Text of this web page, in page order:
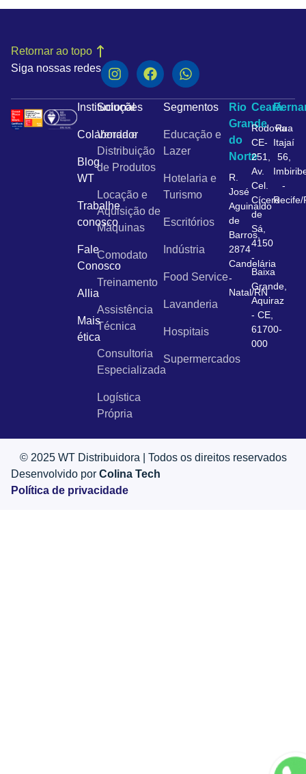
Siga nossas redes
Retornar ao topo
Institucional
Colaborador
Blog
WT
Trabalhe
conosco
Fale
Conosco
Allia
Mais
ética
Soluções
Venda e
Distribuição
de Produtos
Locação e
Aquisição de
Máquinas
Comodato
Treinamento
Assistência
Técnica
Consultoria
Especializada
Logística
Própria
Segmentos
Educação e
Lazer
Hotelaria e
Turismo
Escritórios
Indústria
Food Service
Lavanderia
Hospitais
Supermercados
Rio
Grande
do
Norte
R.
José
Aguinaldo
de
Barros,
2874
Candelária
-
Natal/RN
Ceará
Rodovia
CE-
251,
Av.
Cel.
Cícero
de
Sá,
4150
-
Baixa
Grande,
Aquiraz
- CE,
61700-
000
Rua
Itajaí
56,
-
Recife/
© 2025 WT Distribuidora | Todos os direitos reservados
Desenvolvido por Colina Tech
Política de privacidade